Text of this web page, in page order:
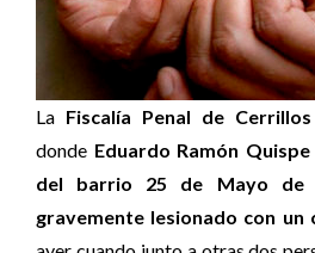
La Fiscalía Penal de Cerrillos
donde Eduardo Ramón
del barrio 25 de Mayo de
gravemente lesionado con un